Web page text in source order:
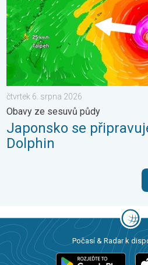
čtvrtek 6. srpna 2026
Obavy ze sesuvů půdy
Japonsko se
Dolphin
Počasí & Radar k